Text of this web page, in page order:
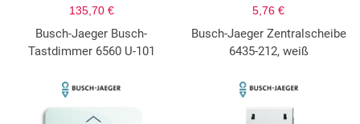
135,70 €
Busch-Jaeger Busch-
Tastdimmer 6560 U-101
5,76 €
Busch-Jaeger Zentralscheibe
6435-212, weiß